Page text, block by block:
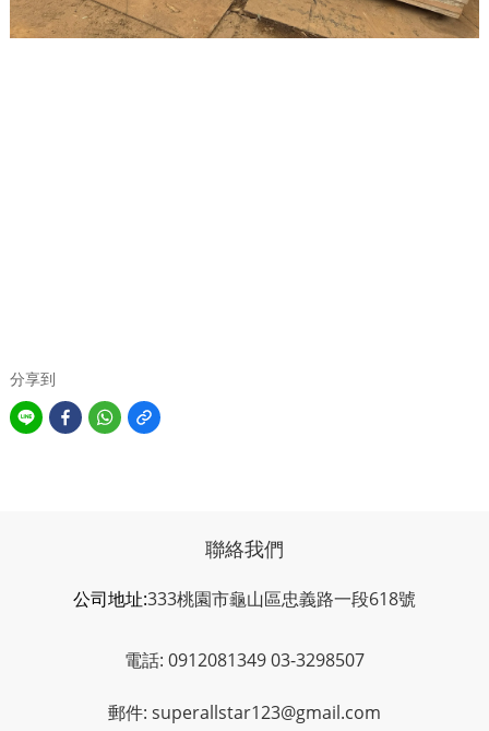
分享到
聯絡我們
公司地址:333桃園市龜山區忠義路一段618號
電話: 0912081349 03-3298507
郵件: superallstar123@gmail.com